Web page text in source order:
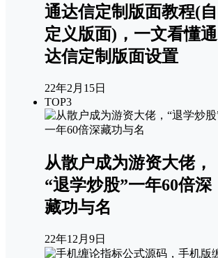
通达信定制版面教程(自
定义版面)，一文看懂通
达信定制版面设置
22年2月15日
TOP3
从散户成为游资大佬，
“退学炒股”一年60倍深
藏功与名
22年12月9日